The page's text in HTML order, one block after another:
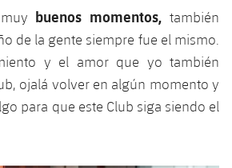
silla de ruedas
hielo
buenos momentos,
también
de la gente siempre fue el mismo.
y el amor que yo también
ojalá volver en algún momento y
para que este Club siga siendo el